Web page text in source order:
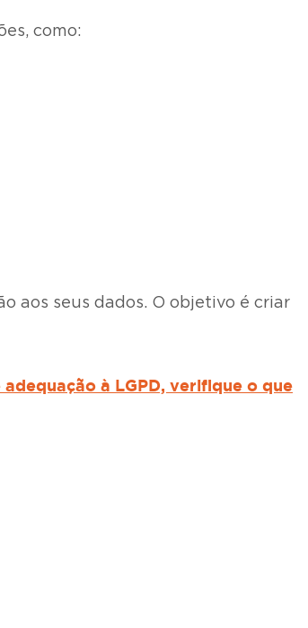
como:
aos seus dados. O objetivo é criar
à LGPD, verifique o que